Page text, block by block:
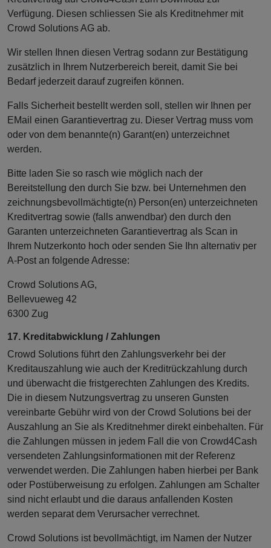
Verfügung. Diesen schliessen Sie als Kreditnehmer mit
Crowd Solutions AG ab.
Wir stellen Ihnen diesen Vertrag sodann zur Bestätigung
zusätzlich in Ihrem Nutzerbereich bereit, damit Sie bei
Bedarf jederzeit darauf zugreifen können.
Falls Sicherheit bestellt werden soll, stellen wir Ihnen per
EMail einen Garantievertrag zu. Dieser Vertrag muss vom
oder von dem benannte(n) Garant(en) unterzeichnet
werden.
Bitte laden Sie so rasch wie möglich nach der
Bereitstellung den durch Sie bzw. bei Unternehmen den
zeichnungsbevollmächtigte(n) Person(en) unterzeichneten
Kreditvertrag sowie (falls anwendbar) den durch den
Garanten unterzeichneten Garantievertrag als Scan in
Ihrem Nutzerkonto hoch oder senden Sie Ihn alternativ per
A-Post an folgende Adresse:
Crowd Solutions AG,
Bellevueweg 42
6300 Zug
17. Kreditabwicklung / Zahlungen
Crowd Solutions führt den Zahlungsverkehr bei der
Kreditauszahlung wie auch der Kreditrückzahlung durch
und überwacht die fristgerechten Zahlungen des Kredits.
Die in diesem Nutzungsvertrag zu unseren Gunsten
vereinbarte Gebühr wird von der Crowd Solutions bei der
Auszahlung an Sie als Kreditnehmer direkt einbehalten. Für
die Zahlungen müssen in jedem Fall die von Crowd4Cash
versendeten Zahlungsinformationen mit der Referenz
verwendet werden. Die Zahlungen haben hierbei per Bank
oder Postüberweisung zu erfolgen. Zahlungen am Schalter
sind nicht erlaubt und die daraus anfallenden Kosten
werden separat dem Verursacher verrechnet.
Crowd Solutions ist bevollmächtigt, im Namen der Nutzer